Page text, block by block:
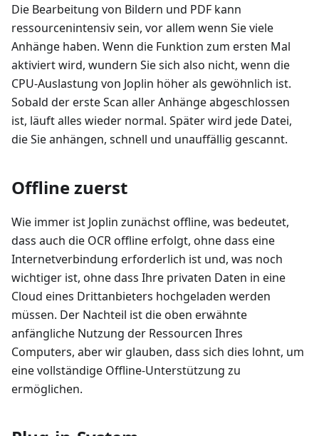
Die Bearbeitung von Bildern und PDF kann
ressourcenintensiv sein, vor allem wenn Sie viele
Anhänge haben. Wenn die Funktion zum ersten Mal
aktiviert wird, wundern Sie sich also nicht, wenn die
CPU-Auslastung von Joplin höher als gewöhnlich ist.
Sobald der erste Scan aller Anhänge abgeschlossen
ist, läuft alles wieder normal. Später wird jede Datei,
die Sie anhängen, schnell und unauffällig gescannt.
Offline zuerst
Wie immer ist Joplin zunächst offline, was bedeutet,
dass auch die OCR offline erfolgt, ohne dass eine
Internetverbindung erforderlich ist und, was noch
wichtiger ist, ohne dass Ihre privaten Daten in eine
Cloud eines Drittanbieters hochgeladen werden
müssen. Der Nachteil ist die oben erwähnte
anfängliche Nutzung der Ressourcen Ihres
Computers, aber wir glauben, dass sich dies lohnt, um
eine vollständige Offline-Unterstützung zu
ermöglichen.